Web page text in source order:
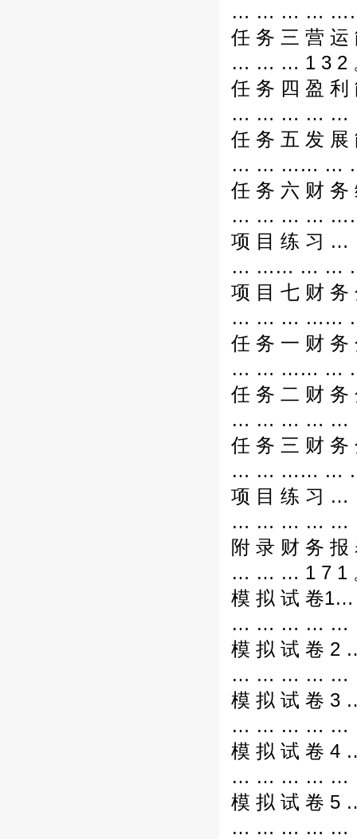
… … … … ……
任 务 三
… … … 1 3 2
任 务 四 盈
… … … … …
任 务 五
… … …… … …
任 务 六 财
… … … …
项 目 练
… …… … …
项 目 七 财
… … … ……
任 务 一 财
… … …… … …
任 务 二 财
… … … … …
任 务 三 财
… … …… … …
项 目 练
… … … … …
附 录 财 务
… … … 1 7 1
模 拟 试
… … … … …
模 拟 试
… … … … …
模 拟 试
… … … … …
模 拟 试
… … … … …
模 拟 试
… … … … …